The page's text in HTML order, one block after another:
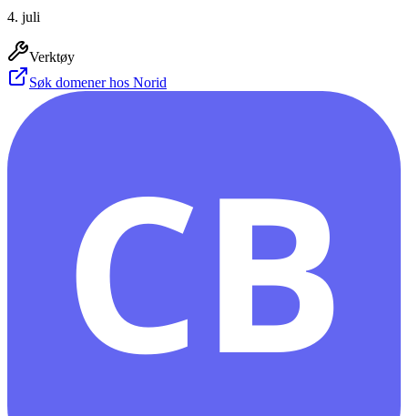
4. juli
Verktøy
Søk domener hos Norid
CB